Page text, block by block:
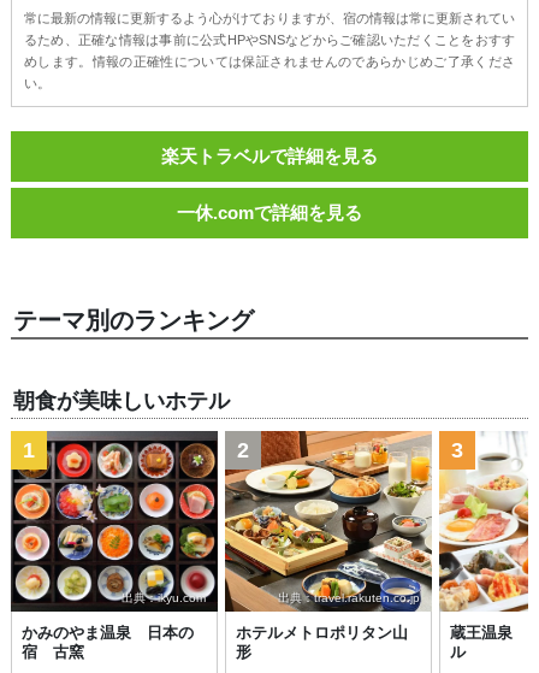
常に最新の情報に更新するよう心がけておりますが、宿の情報は常に更新されてい
るため、正確な情報は事前に公式HPやSNSなどからご確認いただくことをおすす
めします。情報の正確性については保証されませんのであらかじめご了承くださ
い。
楽天トラベルで詳細を見る
一休.comで詳細を見る
テーマ別のランキング
朝食が美味しいホテル
出典：ikyu.com
1
かみのやま温泉 日本の
宿 古窯
出典：travel.rakuten.co.jp
2
ホテルメトロポリタン山
形
3
蔵王温泉
ル